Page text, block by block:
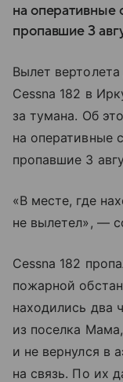
на оперативные
пропавшие 3
Вылет
Cessna 182 в
за тумана. Об
на оперативные
пропавшие 3
«В месте, где
не вылетел», —
Cessna 182
пожарной
находились два
из поселка
и не вернулся в
на связь. По их